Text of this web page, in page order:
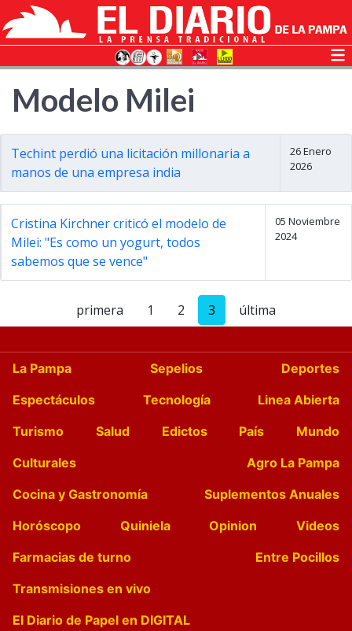
Modelo Milei
Techint perdió una licitación millonaria a
manos de una empresa india
26 Enero
2026
Cristina Kirchner criticó el modelo de
Milei: "Es como un yogurt, todos
sabemos que se vence"
05 Noviembre
2024
primera 1 2 3 última
La Pampa Sepelios
Deportes
Espectáculos
Tecnología
Linea Abierta
Turismo
Salud Edictos País
Mundo
Culturales
Agro La Pampa
Cocina y Gastronomía
Suplementos Anuales
Horóscopo
Quiniela Opinion
Videos
Farmacias de turno
Entre Pocillos
Transmisiones en vivo
El Diario de Papel en DIGITAL